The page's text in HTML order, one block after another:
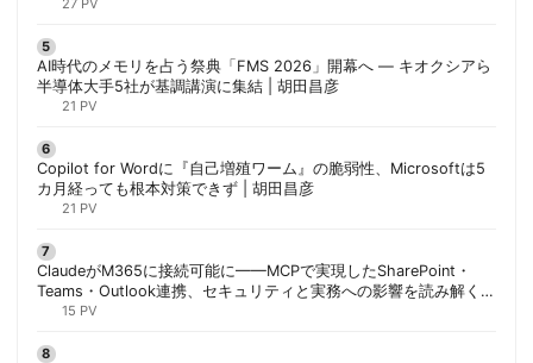
27 PV
AI時代のメモリを占う祭典「FMS 2026」開幕へ ― キオクシアら
半導体大手5社が基調講演に集結 | 胡田昌彦
21 PV
Copilot for Wordに『自己増殖ワーム』の脆弱性、Microsoftは5
カ月経っても根本対策できず | 胡田昌彦
21 PV
ClaudeがM365に接続可能に——MCPで実現したSharePoint・
Teams・Outlook連携、セキュリティと実務への影響を読み解く |
胡田昌彦
15 PV